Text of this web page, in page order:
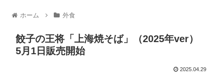
ホーム 外食
餃子の王将「上海焼そば」（2025年ver）
5月1日販売開始
2025.04.29